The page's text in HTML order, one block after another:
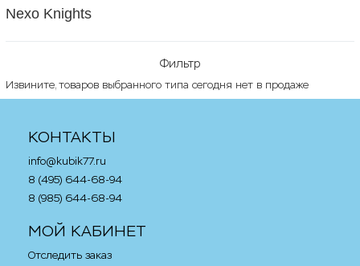
Nexo Knights
Фильтр
Извините, товаров выбранного типа сегодня нет в продаже
КОНТАКТЫ
info@kubik77.ru
8 (495) 644-68-94
8 (985) 644-68-94
МОЙ КАБИНЕТ
Отследить заказ